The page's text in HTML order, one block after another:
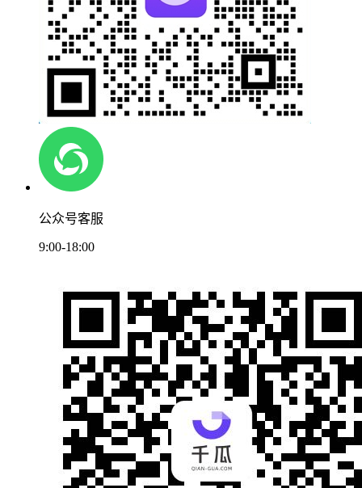
公众号客服
9:00-18:00